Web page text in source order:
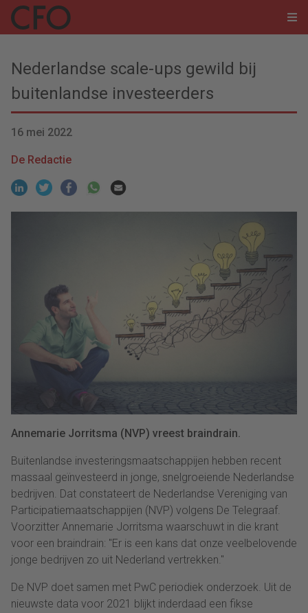
Nederlandse scale-ups gewild bij
buitenlandse investeerders
16 mei 2022
De Redactie
Annemarie Jorritsma (NVP) vreest braindrain.
Buitenlandse investeringsmaatschappijen hebben recent
massaal geïnvesteerd in jonge, snelgroeiende Nederlandse
bedrijven. Dat constateert de Nederlandse Vereniging van
Participatiemaatschappijen (NVP) volgens De Telegraaf.
Voorzitter Annemarie Jorritsma waarschuwt in die krant
voor een braindrain: "Er is een kans dat onze veelbelovende
jonge bedrijven zo uit Nederland vertrekken."
De NVP doet samen met PwC periodiek onderzoek. Uit de
nieuwste data voor 2021 blijkt inderdaad een fikse